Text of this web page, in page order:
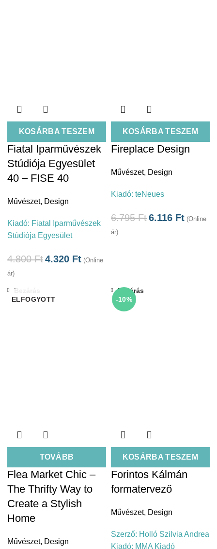
KOSÁRBA TESZEM
Fiatal Iparművészek
Stúdiója Egyesület
40 – FISE 40
Művészet, Design
Kiadó: Fiatal Iparművészek
Stúdiója Egyesület
4.800Ft4.320 Ft (Online
ár)
KOSÁRBA TESZEM
Fireplace Design
Művészet, Design
Kiadó: teNeues
6.795Ft6.116 Ft (Online
ár)
ELFOGYOTT
TOVÁBB
Bezárás
Flea Market Chic –
The Thrifty Way to
Create a Stylish
Home
Művészet, Design
-10%
KOSÁRBA TESZEM
Bezárás
Forintos Kálmán
formatervező
Művészet, Design
Szerző: Holló Szilvia Andrea
Kiadó: MMA Kiadó